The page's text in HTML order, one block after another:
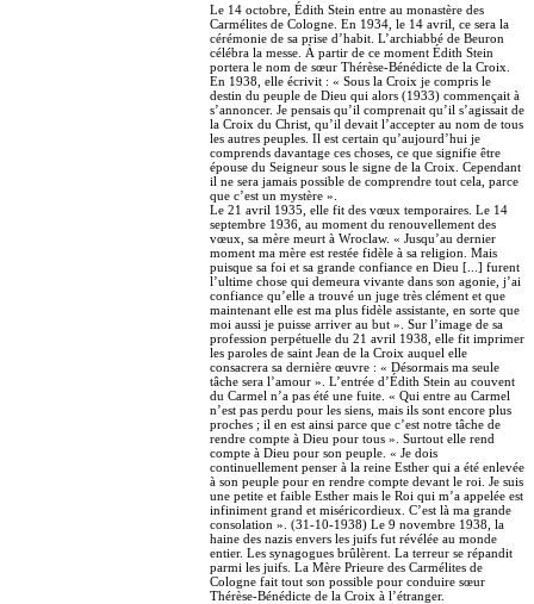
Le 14 octobre, Édith Stein entre au monastère des
Carmélites de Cologne. En 1934, le 14 avril, ce sera la
cérémonie de sa prise d’habit. L’archiabbé de Beuron
célébra la messe. À partir de ce moment Édith Stein
portera le nom de sœur Thérèse-Bénédicte de la Croix.
En 1938, elle écrivit : « Sous la Croix je compris le
destin du peuple de Dieu qui alors (1933) commençait à
s’annoncer. Je pensais qu’il comprenait qu’il s’agissait de
la Croix du Christ, qu’il devait l’accepter au nom de tous
les autres peuples. Il est certain qu’aujourd’hui je
comprends davantage ces choses, ce que signifie être
épouse du Seigneur sous le signe de la Croix. Cependant
il ne sera jamais possible de comprendre tout cela, parce
que c’est un mystère ».
Le 21 avril 1935, elle fit des vœux temporaires. Le 14
septembre 1936, au moment du renouvellement des
vœux, sa mère meurt à Wroclaw. « Jusqu’au dernier
moment ma mère est restée fidèle à sa religion. Mais
puisque sa foi et sa grande confiance en Dieu [...] furent
l’ultime chose qui demeura vivante dans son agonie, j’ai
confiance qu’elle a trouvé un juge très clément et que
maintenant elle est ma plus fidèle assistante, en sorte que
moi aussi je puisse arriver au but ». Sur l’image de sa
profession perpétuelle du 21 avril 1938, elle fit imprimer
les paroles de saint Jean de la Croix auquel elle
consacrera sa dernière œuvre : « Désormais ma seule
tâche sera l’amour ». L’entrée d’Édith Stein au couvent
du Carmel n’a pas été une fuite. « Qui entre au Carmel
n’est pas perdu pour les siens, mais ils sont encore plus
proches ; il en est ainsi parce que c’est notre tâche de
rendre compte à Dieu pour tous ». Surtout elle rend
compte à Dieu pour son peuple. « Je dois
continuellement penser à la reine Esther qui a été enlevée
à son peuple pour en rendre compte devant le roi. Je suis
une petite et faible Esther mais le Roi qui m’a appelée est
infiniment grand et miséricordieux. C’est là ma grande
consolation ». (31-10-1938) Le 9 novembre 1938, la
haine des nazis envers les juifs fut révélée au monde
entier. Les synagogues brûlèrent. La terreur se répandit
parmi les juifs. La Mère Prieure des Carmélites de
Cologne fait tout son possible pour conduire sœur
Thérèse-Bénédicte de la Croix à l’étranger.